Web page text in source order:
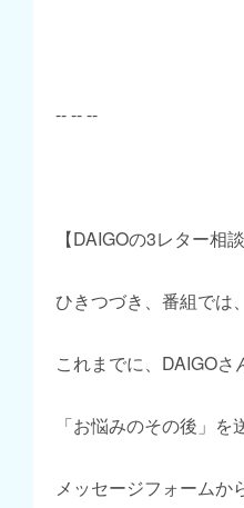
-- -- --
【DAIGOの3レター相
ひきつづき、番組では
これまでに、DAIGOさ
「お悩みのその後」
メッセージフォームか